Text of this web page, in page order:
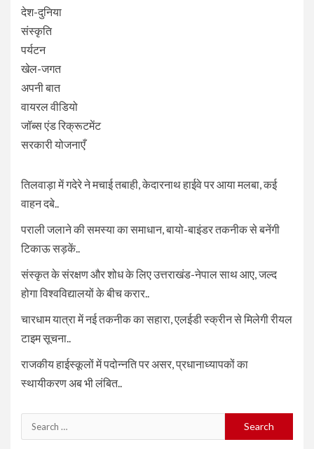
देश-दुनिया
संस्कृति
पर्यटन
खेल-जगत
अपनी बात
वायरल वीडियो
जॉब्स एंड रिक्रूटमेंट
सरकारी योजनाएँ
तिलवाड़ा में गदेरे ने मचाई तबाही, केदारनाथ हाईवे पर आया मलबा, कई
वाहन दबे..
पराली जलाने की समस्या का समाधान, बायो-बाइंडर तकनीक से बनेंगी
टिकाऊ सड़कें..
संस्कृत के संरक्षण और शोध के लिए उत्तराखंड-नेपाल साथ आए, जल्द
होगा विश्वविद्यालयों के बीच करार..
चारधाम यात्रा में नई तकनीक का सहारा, एलईडी स्क्रीन से मिलेगी रीयल
टाइम सूचना..
राजकीय हाईस्कूलों में पदोन्नति पर असर, प्रधानाध्यापकों का
स्थायीकरण अब भी लंबित..
Search
for: